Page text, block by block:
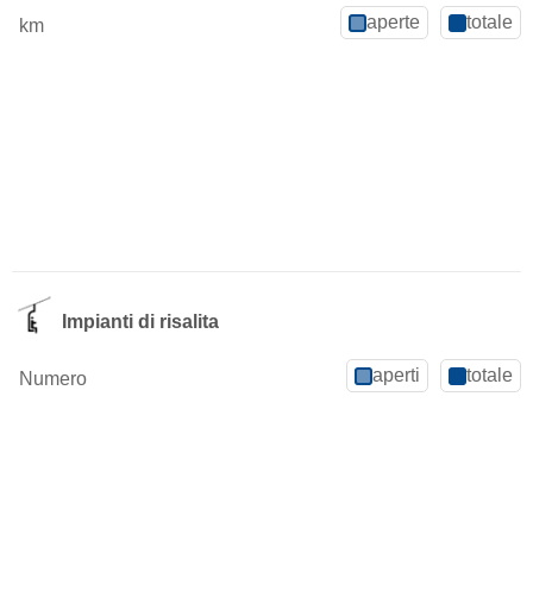
km aperte totale
Impianti di risalita
Numero aperti totale